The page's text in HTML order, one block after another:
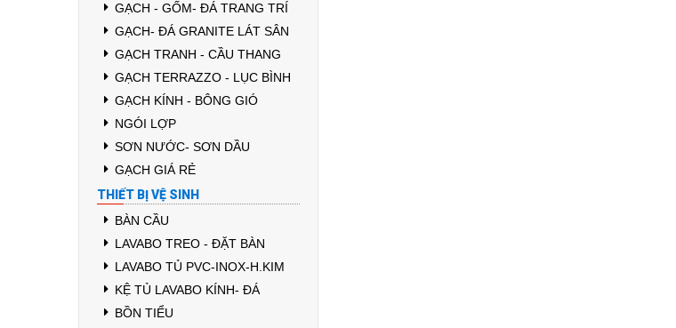
GẠCH - GỐM- ĐÁ TRANG TRÍ
GẠCH- ĐÁ GRANITE LÁT SÂN
GẠCH TRANH - CẦU THANG
GẠCH TERRAZZO - LỤC BÌNH
GẠCH KÍNH - BÔNG GIÓ
NGÓI LỢP
SƠN NƯỚC- SƠN DẦU
GẠCH GIÁ RẺ
THIẾT BỊ VỆ SINH
BÀN CẦU
LAVABO TREO - ĐẶT BÀN
LAVABO TỦ PVC-INOX-H.KIM
KỆ TỦ LAVABO KÍNH- ĐÁ
BỒN TIỂU